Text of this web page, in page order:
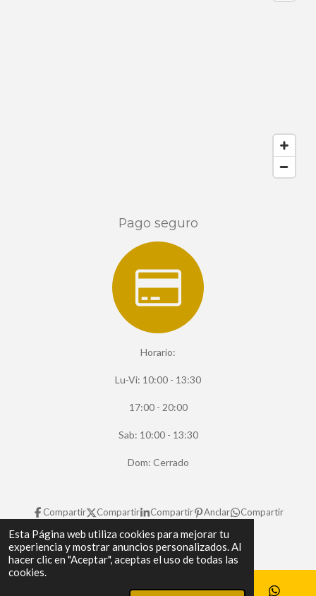
Esta Página web utiliza cookies para mejorar tu
experiencia y mostrar anuncios personalizados. Al
hacer clic en "Aceptar", aceptas el uso de todas las
cookies.
Pago seguro
Horario:
Lu-Vi: 10:00 - 13:30
17:00 - 20:00
Sab: 10:00 - 13:30
Dom: Cerrado
Compartir Compartir Compartir Anclar Compartir
© 2025 - 2026 Retrotronica